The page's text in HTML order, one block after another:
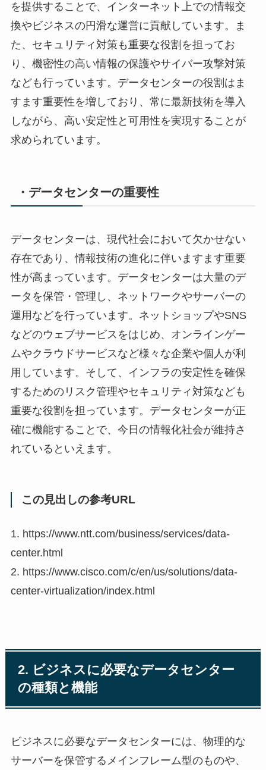
を提供することで、インターネット上での情報交
換やビジネスの円滑な運営に貢献しています。ま
た、セキュリティ対策も重要な役割を担ってお
り、機密性の高い情報の保護やサイバー攻撃対策
なども行っています。データセンターの役割はま
すます重要性を増しており、常に最新技術を導入
しながら、高い安定性と可用性を実現することが
求められています。
・データセンターの重要性
データセンターは、現代社会において欠かせない
存在であり、情報技術の進化に伴いますます重要
性が高まっています。データセンターは大量のデ
ータを保管・管理し、ネットワークやサーバーの
運用などを行っています。ネットショップやSNS
などのウェブサービスをはじめ、オンラインゲー
ムやクラウドサービスなど様々な企業や個人が利
用しています。そして、インフラの安定性を確保
するためのリスク管理やセキュリティ対策なども
重要な役割を担っています。データセンターが正
確に機能することで、今日の情報化社会が維持さ
れているといえます。
この見出しの参考URL
1. https://www.ntt.com/business/services/data-
center.html
2. https://www.cisco.com/c/en/us/solutions/data-
center-virtualization/index.html
2. ビジネスに必要なデータセンター
の種類と機能
ビジネスに必要なデータセンターには、物理的な
サーバーを保管するメインフレーム型のものや、